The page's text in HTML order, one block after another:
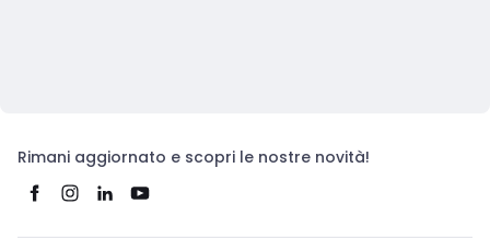
Rimani aggiornato e scopri le nostre novità!